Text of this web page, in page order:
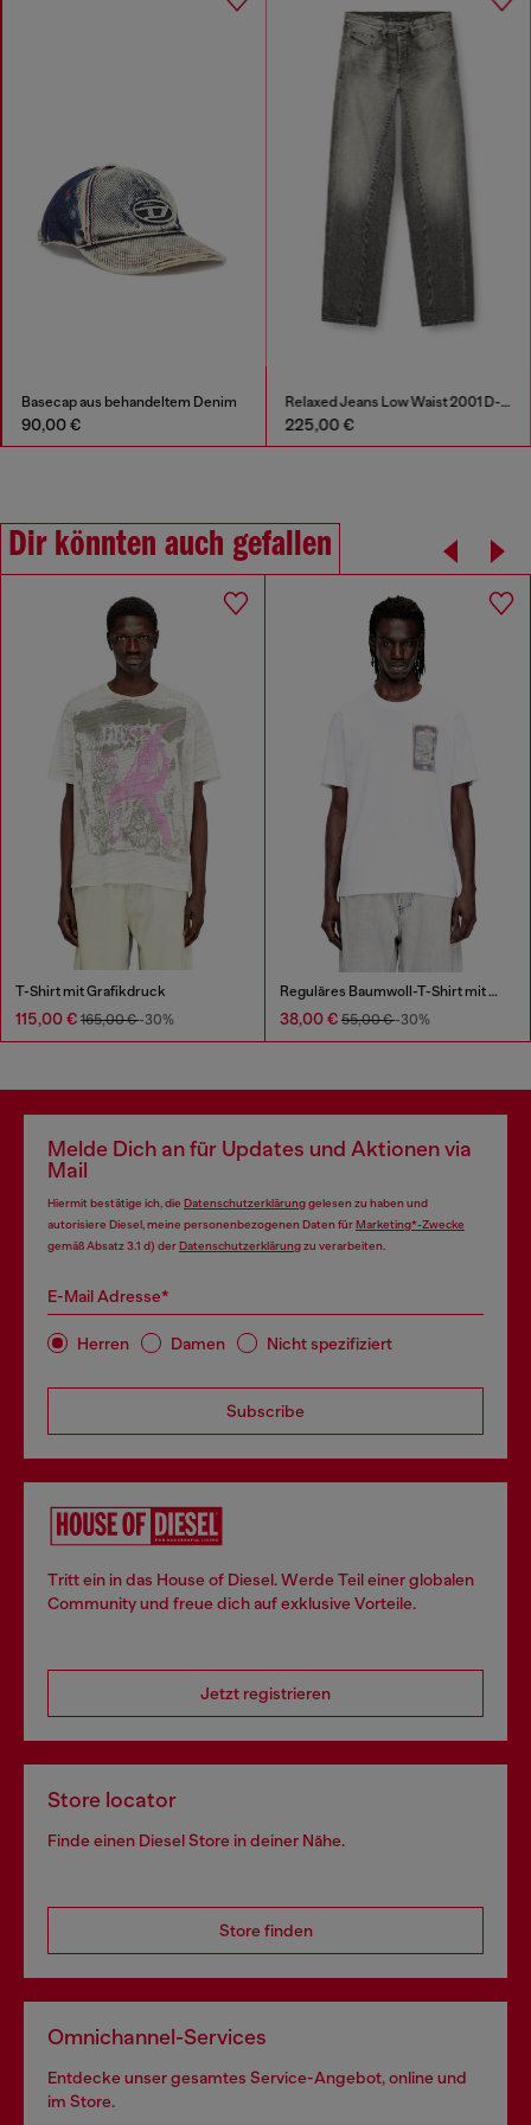
Relaxed Jeans Low Waist 2001 D-Macro
150,00 €
Dir könnten auch gefallen
T-Shirt mit Grafikdruck
115,00 € 165,00 €-30%
Reguläres Baumwoll-T-Shirt mit Digitaldruck
38,00 € 55,00 €-30%
Melde Dich an für Updates und Aktionen via
Mail
Hiermit bestätige ich, die Datenschutzerklärunggelesen zu haben und
autorisiere Diesel, meine personenbezogenen Daten fürMarketing*-Zwecke
gemäß Absatz 3.1 d) derDatenschutzerklärungzu verarbeiten.
E-Mail Adresse*
Herren Damen Nicht spezifiziert
Subscribe
Tritt ein in das House of Diesel. Werde Teil einer globalen
Community und freue dich auf exklusive Vorteile.
Jetzt registrieren
Store locator
Finde einen Diesel Store in deiner Nähe.
Store finden
Omnichannel-Services
Entdecke unser gesamtes Service-Angebot, online und
im Store.